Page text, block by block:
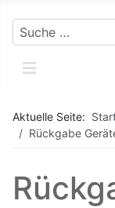
Suchen
Aktuelle Seite:
Rückgabe